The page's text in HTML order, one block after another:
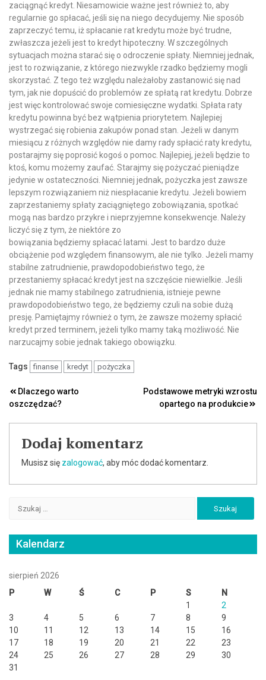
zaciągnąć kredyt. Niesamowicie ważne jest również to, aby
regularnie go spłacać, jeśli się na niego decydujemy. Nie sposób
zaprzeczyć temu, iż spłacanie rat kredytu może być trudne,
zwłaszcza jeżeli jest to kredyt hipoteczny. W szczególnych
sytuacjach można starać się o odroczenie spłaty. Niemniej jednak,
jest to rozwiązanie, z którego niezwykle rzadko będziemy mogli
skorzystać. Z tego też względu należałoby zastanowić się nad
tym, jak nie dopuścić do problemów ze spłatą rat kredytu. Dobrze
jest więc kontrolować swoje comiesięczne wydatki. Spłata raty
kredytu powinna być bez wątpienia priorytetem. Najlepiej
wystrzegać się robienia zakupów ponad stan. Jeżeli w danym
miesiącu z różnych względów nie damy rady spłacić raty kredytu,
postarajmy się poprosić kogoś o pomoc. Najlepiej, jeżeli będzie to
ktoś, komu możemy zaufać. Starajmy się pożyczać pieniądze
jedynie w ostateczności. Niemniej jednak, pożyczka jest zawsze
lepszym rozwiązaniem niż niespłacanie kredytu. Jeżeli bowiem
zaprzestaniemy spłaty zaciągniętego zobowiązania, spotkać
mogą nas bardzo przykre i nieprzyjemne konsekwencje. Należy
liczyć się z tym, że niektóre zo
bowiązania będziemy spłacać latami. Jest to bardzo duże
obciążenie pod względem finansowym, ale nie tylko. Jeżeli mamy
stabilne zatrudnienie, prawdopodobieństwo tego, że
przestaniemy spłacać kredyt jest na szczęście niewielkie. Jeśli
jednak nie mamy stabilnego zatrudnienia, istnieje pewne
prawdopodobieństwo tego, że będziemy czuli na sobie dużą
presję. Pamiętajmy również o tym, że zawsze możemy spłacić
kredyt przed terminem, jeżeli tylko mamy taką możliwość. Nie
narzucajmy sobie jednak takiego obowiązku.
Tags finanse kredyt pożyczka
Nawigacja
wpisu
Dlaczego warto
oszczędzać?
Podstawowe metryki wzrostu
opartego na produkcie
Dodaj komentarz
Musisz się zalogować, aby móc dodać komentarz.
Kalendarz
sierpień 2026
P
W Ś C P S
N
1
2
3
4 5 6 7 8
9
10
11 12 13 14 15
16
17
18 19 20 21 22
23
24
25 26 27 28 29
30
31